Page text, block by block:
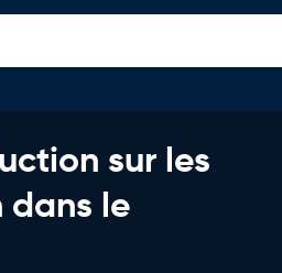
sur les
dans le